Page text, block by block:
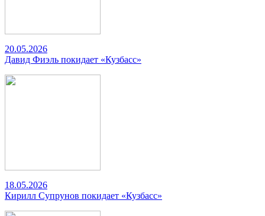
20.05.2026
Давид Фиэль покидает «Кузбасс»
18.05.2026
Кирилл Супрунов покидает «Кузбасс»